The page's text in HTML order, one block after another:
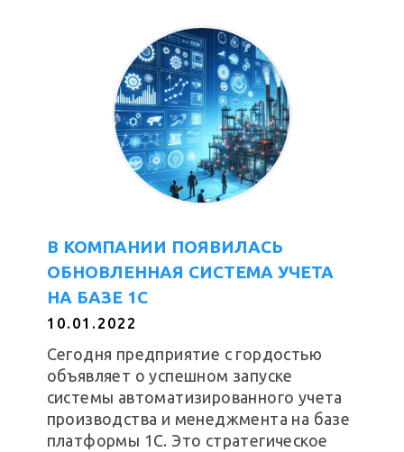
В КОМПАНИИ ПОЯВИЛАСЬ
ОБНОВЛЕННАЯ СИСТЕМА УЧЕТА
НА БАЗЕ 1С
10.01.2022
Сегодня предприятие с гордостью
объявляет о успешном запуске
системы автоматизированного учета
производства и менеджмента на базе
платформы 1С. Это стратегическое